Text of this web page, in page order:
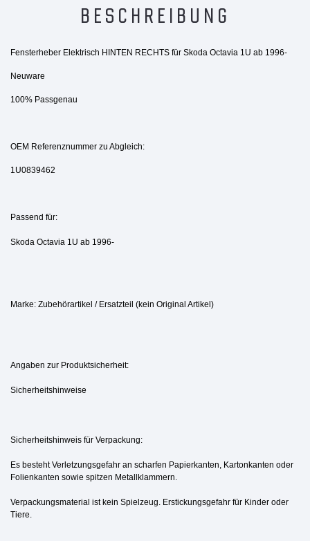
BESCHREIBUNG
Fensterheber Elektrisch HINTEN RECHTS für Skoda Octavia 1U ab 1996-
Neuware
100% Passgenau
OEM Referenznummer zu Abgleich:
1U0839462
Passend für:
Skoda Octavia 1U ab 1996-
Marke: Zubehörartikel / Ersatzteil (kein Original Artikel)
Angaben zur Produktsicherheit:
Sicherheitshinweise
Sicherheitshinweis für Verpackung:
Es besteht Verletzungsgefahr an scharfen Papierkanten, Kartonkanten oder
Folienkanten sowie spitzen Metallklammern.
Verpackungsmaterial ist kein Spielzeug. Erstickungsgefahr für Kinder oder
Tiere.